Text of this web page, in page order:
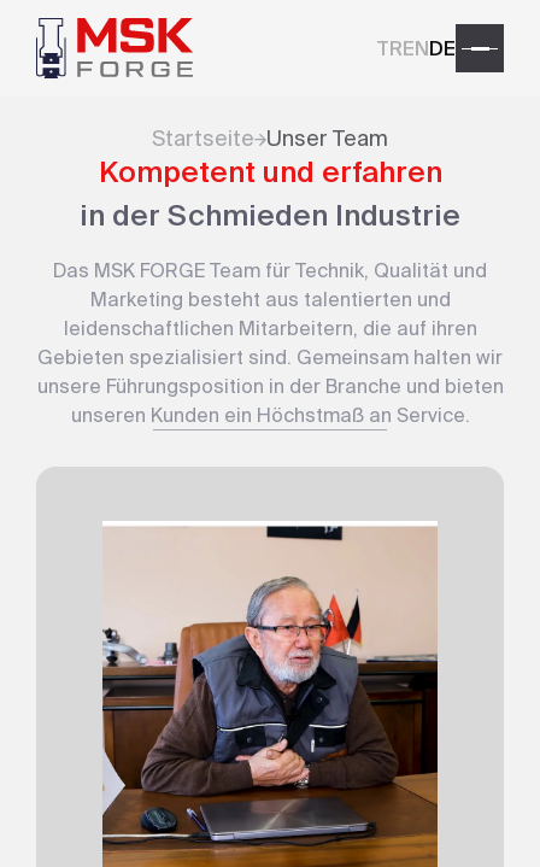
TRENDE
Startseite Unser Team
Kompetent und erfahren
in der Schmieden Industrie
Das MSK FORGE Team für Technik, Qualität und
Marketing besteht aus talentierten und
leidenschaftlichen Mitarbeitern, die auf ihren
Gebieten spezialisiert sind. Gemeinsam halten wir
unsere Führungsposition in der Branche und bieten
unseren Kunden ein Höchstmaß an Service.